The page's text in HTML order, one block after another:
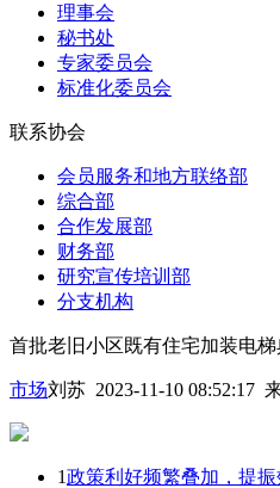
理事会
秘书处
专家委员会
标准化委员会
联系协会
会员服务和地方联络部
综合部
合作发展部
财务部
研究宣传培训部
分支机构
首批老旧小区既有住宅加装电
市场刘苏 2023-11-10 08:52:17
1政策利好频繁叠加，提振